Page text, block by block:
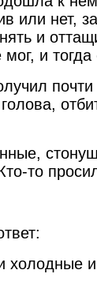
или нет,
и
и
то
холодные